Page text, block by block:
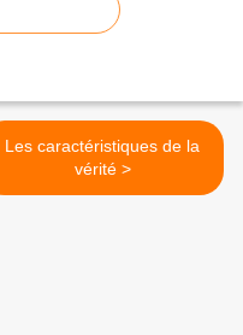
Les caractéristiques de la
vérité >